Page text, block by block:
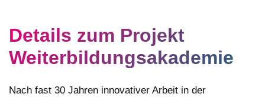
Details zum Projekt
Weiterbildungsakademie
Nach fast 30 Jahren innovativer Arbeit in der